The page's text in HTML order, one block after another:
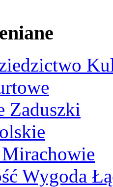
Zaduszki
Wygoda